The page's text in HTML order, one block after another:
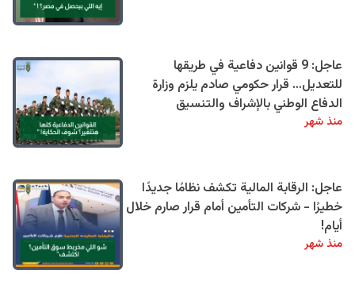
عاجل: 9 قوانين دفاعية في طريقها
للتعديل… قرار حكومي صادم يلزم وزارة
الدفاع الوطني بالإشراف والتنسيق
منذ شهر
عاجل: الرقابة المالية تكشف نظامًا جديدًا
خطيرًا - شركات التأمين أمام قرار صارم خلال
أيام!
منذ شهر